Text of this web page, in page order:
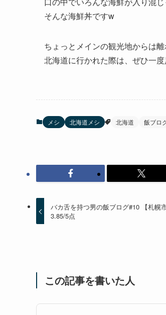
そんな海鮮丼ですw
ちょっとメインの観光地からは
北海道に行かれた際は、ぜひ一
メシ 北海道メシ 北海道 飯ブロ
バカ舌を持つ男の飯ブログ#10 【札幌
3.85/5点
この記事を書いた人